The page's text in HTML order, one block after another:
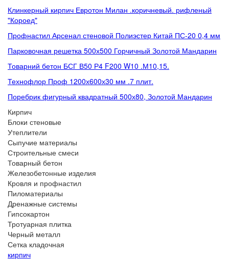
Клинкерный кирпич Евротон Милан .коричневый. рифленый
"Короед"
Профнастил Арсенал стеновой Полиэстер Китай ПС-20 0,4 мм
Парковочная решетка 500х500 Горчичный Золотой Мандарин
Товарний бетон БСГ В50 Р4 F200 W10 .М10,15.
Технофлор Проф 1200х600х30 мм .7 плит.
Поребрик фигурный квадратный 500х80, Золотой Мандарин
Кирпич
Блоки стеновые
Утеплители
Сыпучие материалы
Строительные смеси
Товарный бетон
Железобетонные изделия
Кровля и профнастил
Пиломатериалы
Дренажные системы
Гипсокартон
Тротуарная плитка
Черный металл
Сетка кладочная
кирпич